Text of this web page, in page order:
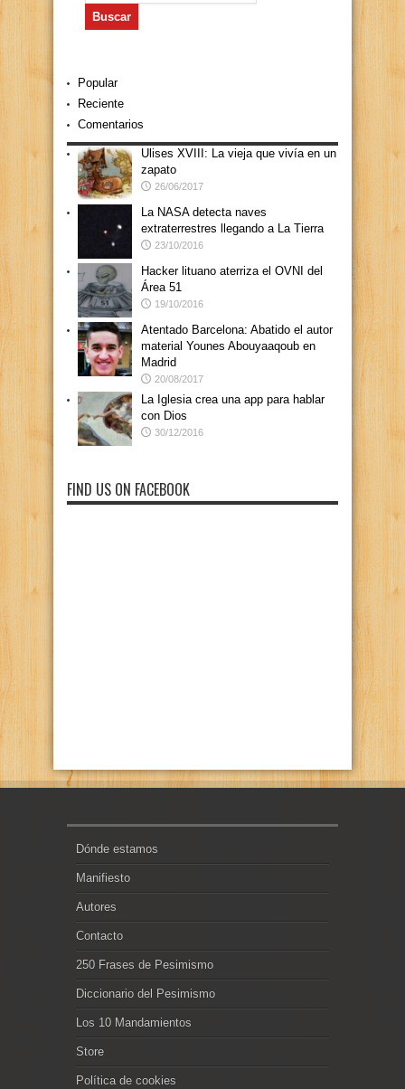
Popular
Reciente
Comentarios
Ulises XVIII: La vieja que vivía en un
zapato
26/06/2017
La NASA detecta naves
extraterrestres llegando a La Tierra
23/10/2016
Hacker lituano aterriza el OVNI del
Área 51
19/10/2016
Atentado Barcelona: Abatido el autor
material Younes Abouyaaqoub en
Madrid
20/08/2017
La Iglesia crea una app para hablar
con Dios
30/12/2016
FIND US ON FACEBOOK
Dónde estamos
Manifiesto
Autores
Contacto
250 Frases de Pesimismo
Diccionario del Pesimismo
Los 10 Mandamientos
Store
Política de cookies